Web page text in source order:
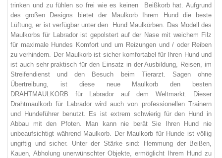
trinken und zu fühlen so frei wie es keinen Beißkorb hat. Aufgrund
des großen Designs bietet
der Maulkorb Ihrem
Hund die beste
Lüftung, er ist verfügbar unter den Hund Maulkörben. Das Modell
des
Maulkorbs für Labrador ist gepolstert auf der Nase mit weichem Filz
für maximale Hundes Komfort und um Reizungen und / oder Reiben
zu verhindern. Der Maulkorb ist sicher komfortabel für Ihren Hund und
ist auch sehr praktisch für den Einsatz in der Ausbildung, Reisen, im
Streifendienst und
den Besuch beim Tierarzt. Sagen
ohne
Übertreibung, ist diese neue Maulkorb den
besten
DRAHTMAULKORB
für Labrador auf dem Weltmarkt.
Dieser
Drahtmaulkorb für Labrador wird auch von professionellen Trainern
und
Hundeführer benutzt. Es ist extrem schwierig für den Hund in
Abbau mit den Pfoten. Man kann nie berät Sie Ihren Hund
nie
unbeaufsichtigt während Maulkorb. Der Maulkorb für Hunde ist völlig
ungiftig und sicher. Unter der Stärke sind: Hemmung der
Beißen,
Kauen, Abholung unerwünschter Objekte, ermöglicht Ihrem Hund zu